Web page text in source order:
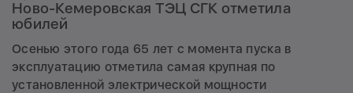
Ново-Кемеровская ТЭЦ СГК отметила
юбилей
Осенью этого года 65 лет с момента пуска в
эксплуатацию отметила самая крупная по
установленной электрической мощности